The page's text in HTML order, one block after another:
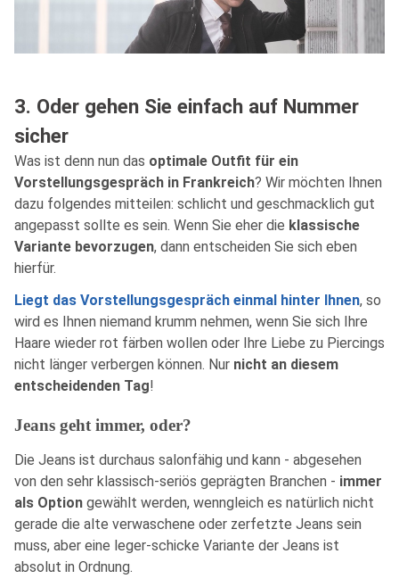
3. Oder gehen Sie einfach auf Nummer
sicher
Was ist denn nun das optimale Outfit für ein
Vorstellungsgespräch in Frankreich? Wir möchten Ihnen
dazu folgendes mitteilen: schlicht und geschmacklich gut
angepasst sollte es sein. Wenn Sie eher die klassische
Variante bevorzugen, dann entscheiden Sie sich eben
hierfür.
Liegt das Vorstellungsgespräch einmal hinter Ihnen, so
wird es Ihnen niemand krumm nehmen, wenn Sie sich Ihre
Haare wieder rot färben wollen oder Ihre Liebe zu Piercings
nicht länger verbergen können. Nur nicht an diesem
entscheidenden Tag!
Jeans geht immer, oder?
Die Jeans ist durchaus salonfähig und kann - abgesehen
von den sehr klassisch-seriös geprägten Branchen - immer
als Option gewählt werden, wenngleich es natürlich nicht
gerade die alte verwaschene oder zerfetzte Jeans sein
muss, aber eine leger-schicke Variante der Jeans ist
absolut in Ordnung.